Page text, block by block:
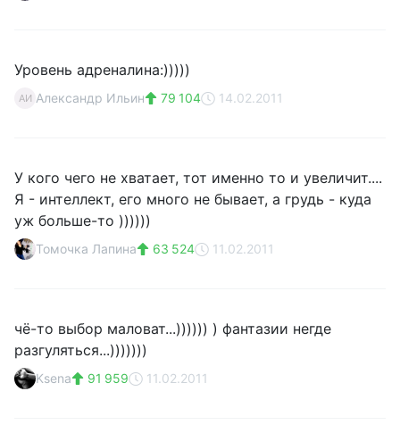
Уровень адреналина:)))))
АИ Александр Ильин 79 104 14.02.2011
У кого чего не хватает, тот именно то и увеличит....
Я - интеллект, его много не бывает, а грудь - куда
уж больше-то ))))))
Томочка Лапина 63 524 11.02.2011
чё-то выбор маловат...)))))) ) фантазии негде
разгуляться...)))))))
Ksena 91 959 11.02.2011